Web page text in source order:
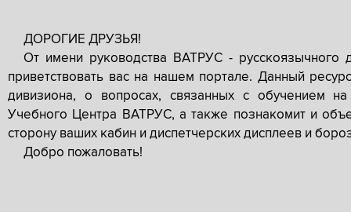
ДОРОГИЕ ДРУЗЬЯ!
От имени руководства ВАТРУС -
приветствовать вас на нашем портале. Данный
дивизиона, о вопросах, связанных с обучением
Учебного Центра ВАТРУС, а также познакомит и
сторону ваших кабин и диспетчерских дисплеев и
Добро пожаловать!